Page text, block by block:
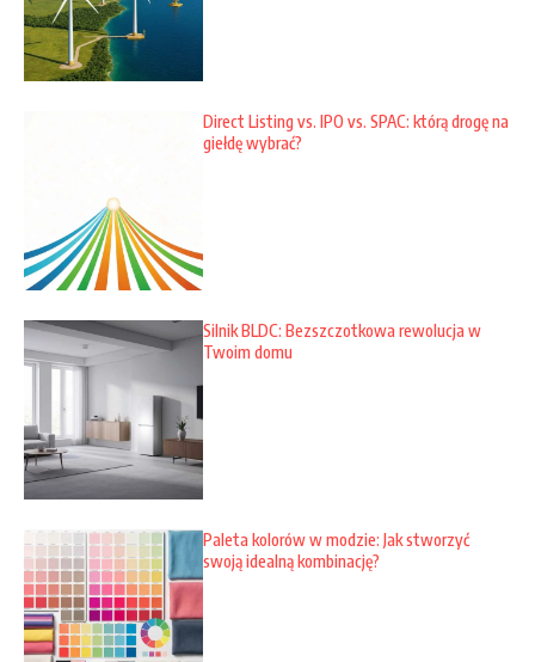
Direct Listing vs. IPO vs. SPAC: którą drogę na
giełdę wybrać?
Silnik BLDC: Bezszczotkowa rewolucja w
Twoim domu
Paleta kolorów w modzie: Jak stworzyć
swoją idealną kombinację?